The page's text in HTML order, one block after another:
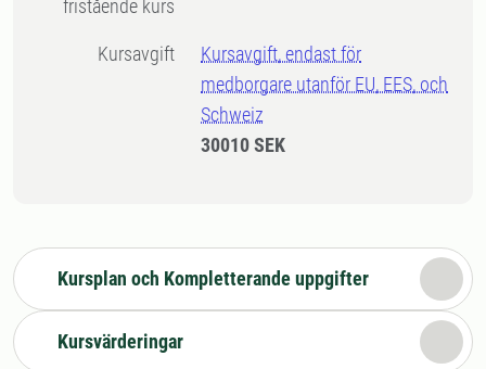
fristående kurs
Kursavgift
Kursavgift, endast för
medborgare utanför EU, EES, och
Schweiz
30010 SEK
Kursplan och Kompletterande uppgifter
Kursvärderingar